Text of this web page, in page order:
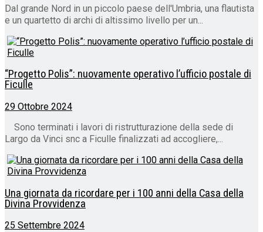
Dal grande Nord in un piccolo paese dell'Umbria, una flautista
e un quartetto di archi di altissimo livello per un...
“Progetto Polis”: nuovamente operativo l’ufficio postale di
Ficulle
29 Ottobre 2024
Sono terminati i lavori di ristrutturazione della sede di
Largo da Vinci snc a Ficulle finalizzati ad accogliere,...
Una giornata da ricordare per i 100 anni della Casa della
Divina Provvidenza
25 Settembre 2024